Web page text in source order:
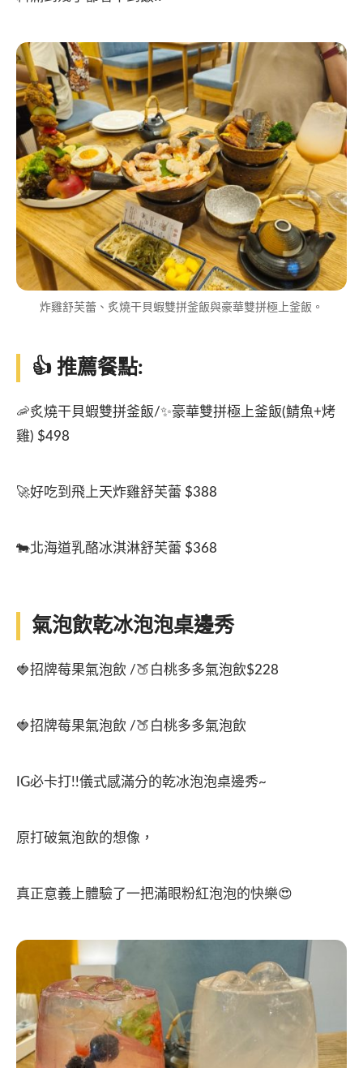
炸雞舒芙蕾、炙燒干貝蝦雙拼釜飯與豪華雙拼極上釜飯。
👍 推薦餐點:
🦐炙燒干貝蝦雙拼釜飯/✨豪華雙拼極上釜飯(鯖魚+烤
雞) $498
🚀好吃到飛上天炸雞舒芙蕾 $388
🐄北海道乳酪冰淇淋舒芙蕾 $368
氣泡飲乾冰泡泡桌邊秀
🍓招牌莓果氣泡飲 /🍑白桃多多氣泡飲$228
🍓招牌莓果氣泡飲 /🍑白桃多多氣泡飲
IG必卡打!!儀式感滿分的乾冰泡泡桌邊秀~
原打破氣泡飲的想像，
真正意義上體驗了一把滿眼粉紅泡泡的快樂😍